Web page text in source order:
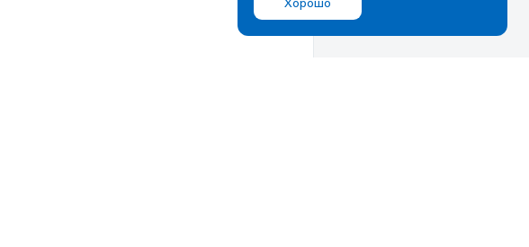
Хорошо